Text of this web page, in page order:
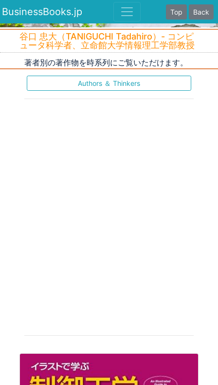
BusinessBooks.jp Top Back
谷口 忠大（TANIGUCHI Tadahiro）- コンピ
ュータ科学者、立命館大学情報理工学部教授
著者別の著作物を時系列にご覧いただけます。
Authors ＆ Thinkers